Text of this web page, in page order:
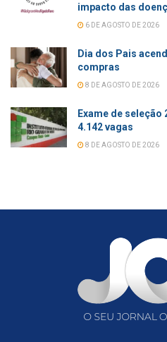
impacto das
6 DE AGOSTO DE 2026
Dia dos Pais
compras
8 DE AGOSTO DE 2026
Exame de seleção
4.142 vagas
8 DE AGOSTO DE 2026